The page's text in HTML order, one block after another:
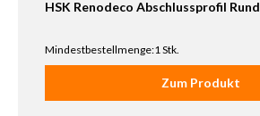
HSK Renodeco Abschlussprofil Rund
Mindestbestellmenge:1 Stk.
Zum Produkt